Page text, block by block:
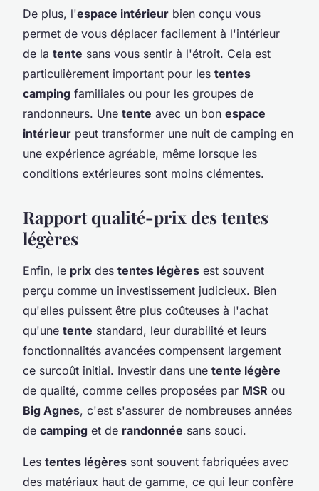
De plus, l'espace intérieur bien conçu vous
permet de vous déplacer facilement à l'intérieur
de la tente sans vous sentir à l'étroit. Cela est
particulièrement important pour les tentes
camping familiales ou pour les groupes de
randonneurs. Une tente avec un bon espace
intérieur peut transformer une nuit de camping en
une expérience agréable, même lorsque les
conditions extérieures sont moins clémentes.
Rapport qualité-prix des tentes
légères
Enfin, le prix des tentes légères est souvent
perçu comme un investissement judicieux. Bien
qu'elles puissent être plus coûteuses à l'achat
qu'une tente standard, leur durabilité et leurs
fonctionnalités avancées compensent largement
ce surcoût initial. Investir dans une tente légère
de qualité, comme celles proposées par MSR ou
Big Agnes, c'est s'assurer de nombreuses années
de camping et de randonnée sans souci.
Les tentes légères sont souvent fabriquées avec
des matériaux haut de gamme, ce qui leur confère